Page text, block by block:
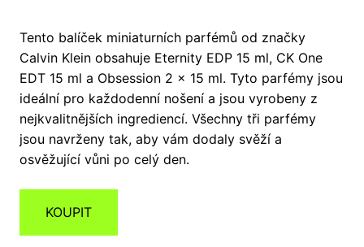
Tento balíček miniaturních parfémů od značky
Calvin Klein obsahuje Eternity EDP 15 ml, CK One
EDT 15 ml a Obsession 2 x 15 ml. Tyto parfémy jsou
ideální pro každodenní nošení a jsou vyrobeny z
nejkvalitnějších ingrediencí. Všechny tři parfémy
jsou navrženy tak, aby vám dodaly svěží a
osvěžující vůni po celý den.
KOUPIT